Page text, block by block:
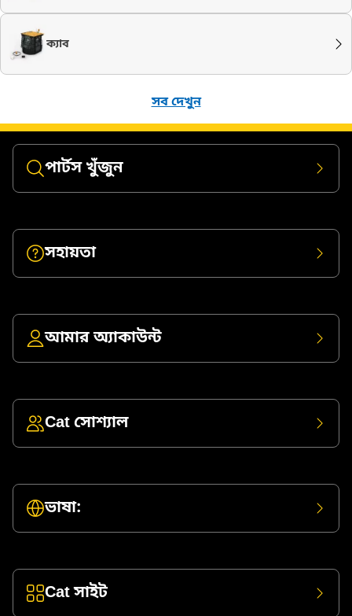
ক্যাব
সব দেখুন
পার্টস খুঁজুন
সহায়তা
আমার অ্যাকাউন্ট
Cat সোশ্যাল
ভাষা:
Cat সাইট